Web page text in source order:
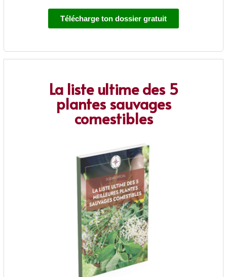
Télécharge ton dossier gratuit
La liste ultime des 5
plantes sauvages
comestibles